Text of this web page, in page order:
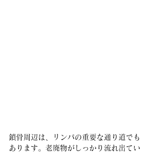
鎖骨周辺は、リンパの重要な通り道でも
あります。老廃物がしっかり流れ出てい